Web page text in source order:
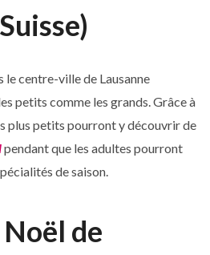
le centre-ville de Lausanne
petits comme les grands. Grâce à
plus petits pourront y découvrir de
pendant que les adultes pourront
de saison.
de